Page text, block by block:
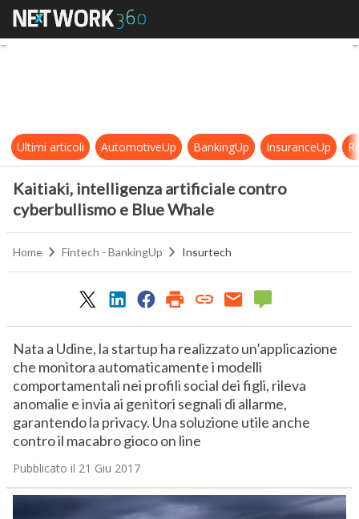
Kaitiaki, intelligenza artificiale
Ultimi articoli AutomotiveUp BankingUp InsuranceUp
Kaitiaki, intelligenza artificiale contro
cyberbullismo e Blue Whale
Home Fintech - BankingUp Insurtech
Nata a Udine, la startup ha realizzato un’applicazione
che monitora automaticamente i modelli
comportamentali nei profili social dei figli, rileva
anomalie e invia ai genitori segnali di allarme,
garantendo la privacy. Una soluzione utile anche
contro il macabro gioco on line
Pubblicato il 21 Giu 2017